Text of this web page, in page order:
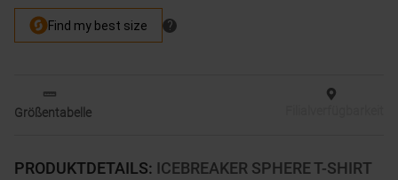
PRODUKTDETAILS: ICEBREAKER SPHERE T-SHIRT
Größentabelle